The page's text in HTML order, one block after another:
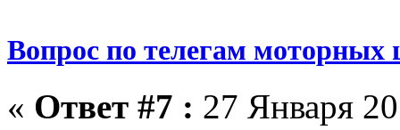
Вопрос по телегам моторных
« Ответ #7 : 27 Января